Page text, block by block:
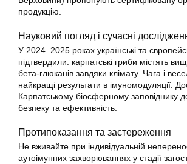
продукцію.
Науковий погляд і сучасні
У 2024–2025 роках українські та
підтвердили: карпатські гриби містять
бета-глюканів завдяки клімату. Чага і
найкращі результати в імуномодуляції.
Карпатському біосферному заповіднику
безпеку та ефективність.
Протипоказання та застереження
Не вживайте при індивідуальній
аутоімунних захворюваннях у стадії